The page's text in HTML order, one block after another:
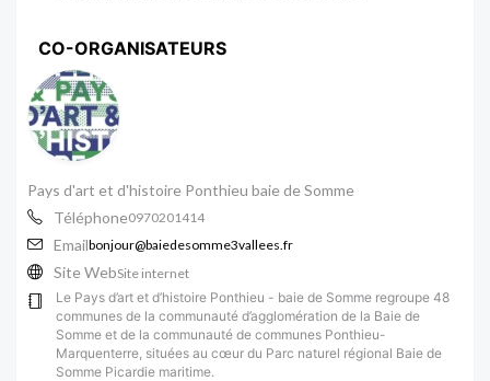
CO-ORGANISATEURS
Pays d'art et d'histoire Ponthieu baie de Somme
Téléphone0970201414
Emailbonjour@baiedesomme3vallees.fr
Site WebSite internet
Le Pays d’art et d’histoire Ponthieu - baie de Somme regroupe 48
communes de la communauté d’agglomération de la Baie de
Somme et de la communauté de communes Ponthieu-
Marquenterre, situées au cœur du Parc naturel régional Baie de
Somme Picardie maritime.